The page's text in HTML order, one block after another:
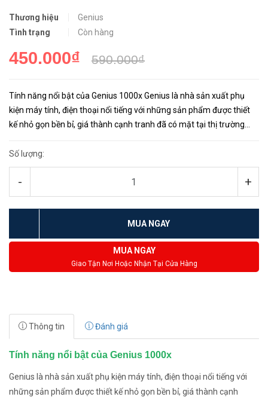
Thương hiệu
Genius
Tình trạng
Còn hàng
450.000₫ 590.000₫
Tính năng nổi bật của Genius 1000x Genius là nhà sản xuất phụ
kiện máy tính, điện thoại nổi tiếng với những sản phẩm được thiết
kế nhỏ gọn bền bỉ, giá thành cạnh tranh đã có mặt tại thị trường
Số lượng:
- +
MUA NGAY
MUA NGAY
Giao Tận Nơi Hoặc Nhận Tại Cửa Hàng
Thông tin Đánh giá
Tính năng nổi bật của Genius 1000x
Genius là nhà sản xuất phụ kiện máy tính, điện thoại nổi tiếng với
những sản phẩm được thiết kế nhỏ gọn bền bỉ, giá thành cạnh